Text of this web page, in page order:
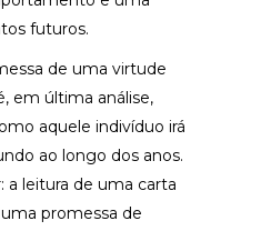
futuros.
de uma virtude
em última análise,
aquele indivíduo irá
ao longo dos anos.
a leitura de uma carta
promessa de